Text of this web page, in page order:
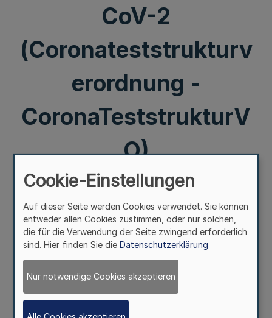
CoV-2
(Coronateststrukturv
erordnung -
CoronaTeststrukturV
O)
Cookie-Einstellungen
Auf dieser Seite werden Cookies verwendet. Sie können
entweder allen Cookies zustimmen, oder nur solchen,
die für die Verwendung der Seite zwingend erforderlich
sind. Hier finden Sie die Datenschutzerklärung
Nur notwendige Cookies akzeptieren